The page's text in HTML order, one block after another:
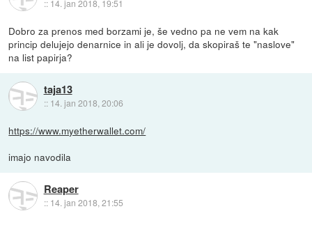
:: 14. jan 2018, 19:51
Dobro za prenos med borzami je, še vedno pa ne vem na kak
princip delujejo denarnice in ali je dovolj, da skopiraš te "naslove"
na list papirja?
taja13
:: 14. jan 2018, 20:06
https://www.myetherwallet.com/
imajo navodila
Reaper
:: 14. jan 2018, 21:55